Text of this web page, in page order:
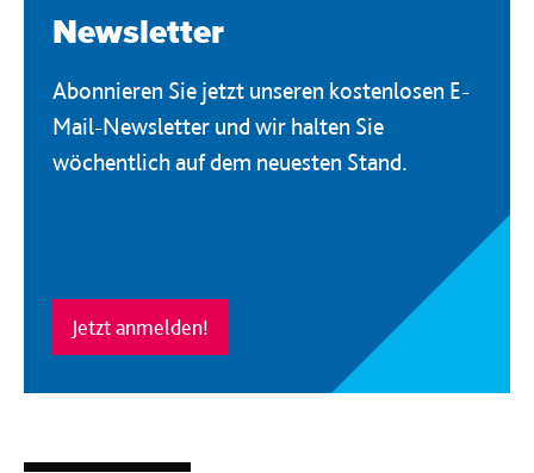
Newsletter
Abonnieren Sie jetzt unseren kostenlosen E-
Mail-Newsletter und wir halten Sie
wöchentlich auf dem neuesten Stand.
Jetzt anmelden!